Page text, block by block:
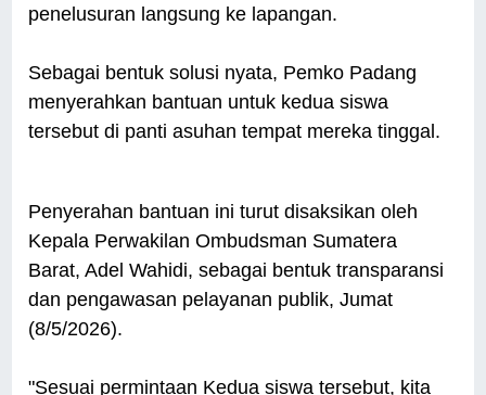
penelusuran langsung ke lapangan.
Sebagai bentuk solusi nyata, Pemko Padang
menyerahkan bantuan untuk kedua siswa
tersebut di panti asuhan tempat mereka tinggal.
Penyerahan bantuan ini turut disaksikan oleh
Kepala Perwakilan Ombudsman Sumatera
Barat, Adel Wahidi, sebagai bentuk transparansi
dan pengawasan pelayanan publik, Jumat
(8/5/2026).
"Sesuai permintaan Kedua siswa tersebut, kita